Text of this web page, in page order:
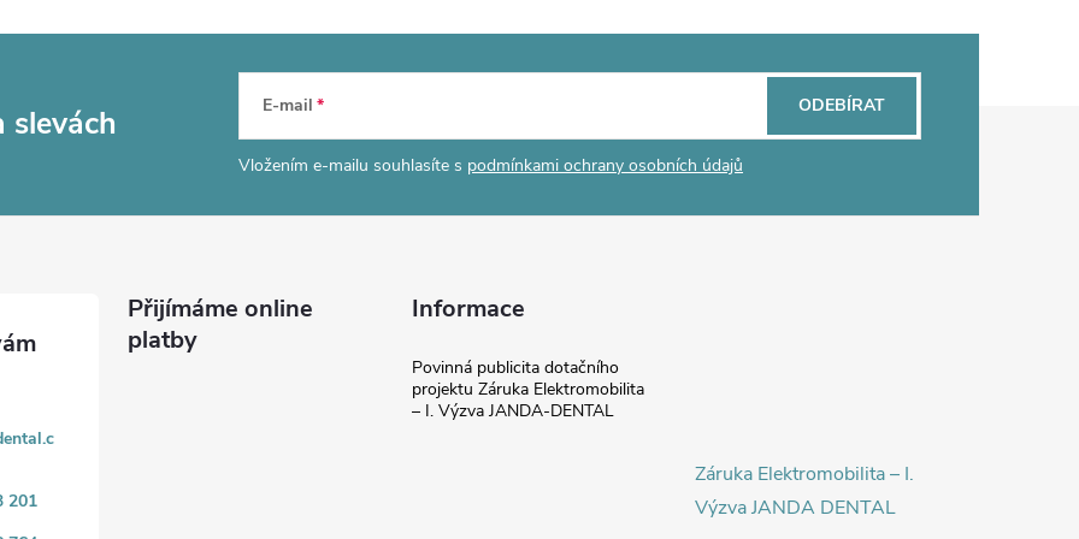
slevách E-mail
Vložením e-mailu souhlasíte s podmínkami ochrany osobních údajů
ODEBÍRAT
201
Přijímáme online
platby
Informace
Povinná publicita dotačního
projektu Záruka Elektromobilita
– I. Výzva JANDA-DENTAL
Záruka Elektromobilita – I.
Výzva JANDA DENTAL